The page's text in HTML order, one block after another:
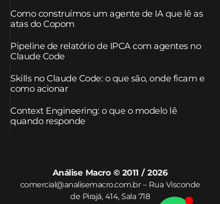
Como construímos um agente de IA que lê as
atas do Copom
Pipeline de relatório de IPCA com agentes no
Claude Code
Skills no Claude Code: o que são, onde ficam e
como acionar
Context Engineering: o que o modelo lê
quando responde
Análise Macro © 2011 / 2026
comercial@analisemacro.com.br – Rua Visconde
de Pirajá, 414, Sala 718